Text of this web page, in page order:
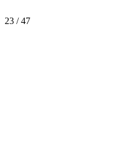
23 / 47